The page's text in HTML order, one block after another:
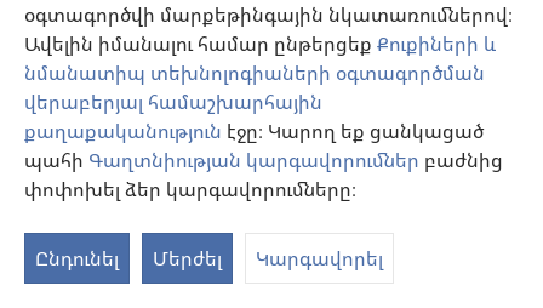
օգտագործվի մարքեթինգային նկատառումներով։
Ավելին իմանալու համար ընթերցեք Քուքիների և
նմանատիպ տեխնոլոգիաների օգտագործման
վերաբերյալ համաշխարհային
քաղաքականություն էջը։ Կարող եք ցանկացած
պահի Գաղտնիության կարգավորումներ բաժնից
փոփոխել ձեր կարգավորումները։
Ընդունել Մերժել Կարգավորել
Օգնություն
Նվիրատվություններ
(բացվում
է
նոր
պատուհան)
Դիտարանի ՕՆԼԱՅՆ ԳՐԱԴԱՐԱՆ
(բացվում
նոր
JW Hub ®
է
նոր
պատուհան)
JW Library հավելված